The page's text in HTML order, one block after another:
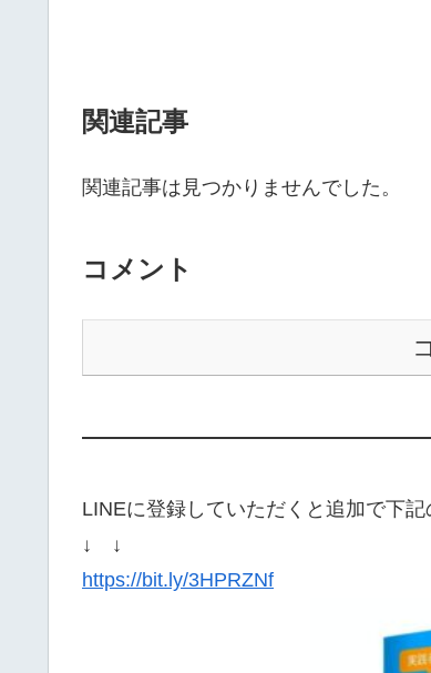
関連記事
関連記事は見つかりませんでした。
コメント
LINEに登録していただくと追加で下
↓ ↓
https://bit.ly/3HPRZNf